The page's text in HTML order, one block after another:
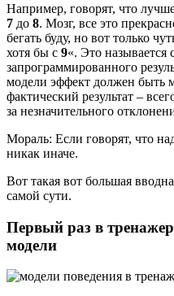
Например, говорят, что
7 до 8. Мозг, все это
бегать буду, но вот только
хотя бы с 9«. Это называется
запрограммированного
модели эффект должен быть
фактический результат –
за незначительного
Мораль: Если говорят, что
никак иначе.
Вот такая вот большая
самой сути.
Первый раз в
модели